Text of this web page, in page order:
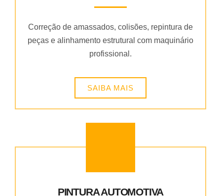
Correção de amassados, colisões, repintura de
peças e alinhamento estrutural com maquinário
profissional.
SAIBA MAIS
PINTURA AUTOMOTIVA